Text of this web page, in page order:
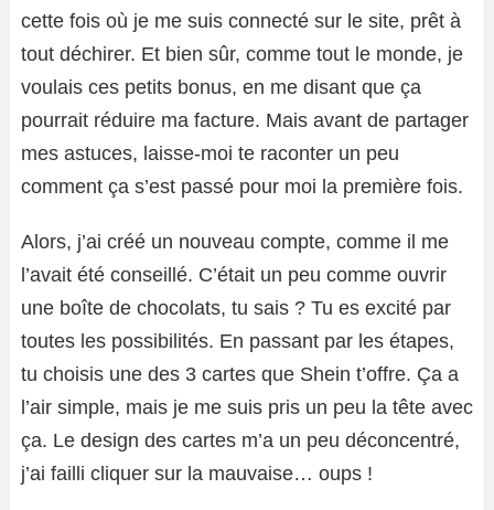
cette fois où je me suis connecté sur le site, prêt à
tout déchirer. Et bien sûr, comme tout le monde, je
voulais ces petits bonus, en me disant que ça
pourrait réduire ma facture. Mais avant de partager
mes astuces, laisse-moi te raconter un peu
comment ça s’est passé pour moi la première fois.
Alors, j’ai créé un nouveau compte, comme il me
l’avait été conseillé. C’était un peu comme ouvrir
une boîte de chocolats, tu sais ? Tu es excité par
toutes les possibilités. En passant par les étapes,
tu choisis une des 3 cartes que Shein t’offre. Ça a
l’air simple, mais je me suis pris un peu la tête avec
ça. Le design des cartes m’a un peu déconcentré,
j’ai failli cliquer sur la mauvaise… oups !